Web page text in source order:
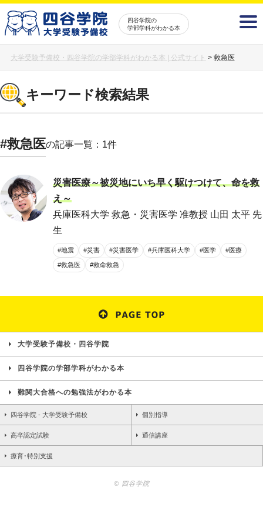
四谷学院の
学部学科がわかる本
大学受験予備校・四谷学院の学部学科がわかる本 | 公式サイト > 救急医
キーワード検索結果
#救急医の記事一覧：1件
災害医療～被災地にいち早く駆けつけて、命を救
え～
兵庫医科大学 救急・災害医学 准教授 山田 太平 先
生
#地震 #災害 #災害医学 #兵庫医科大学 #医学 #医療
#救急医 #救命救急
大学受験予備校・四谷学院
四谷学院の学部学科がわかる本
難関大合格への勉強法がわかる本
四谷学院 - 大学受験予備校 個別指導
高卒認定試験 通信講座
療育･特別支援
© 四谷学院